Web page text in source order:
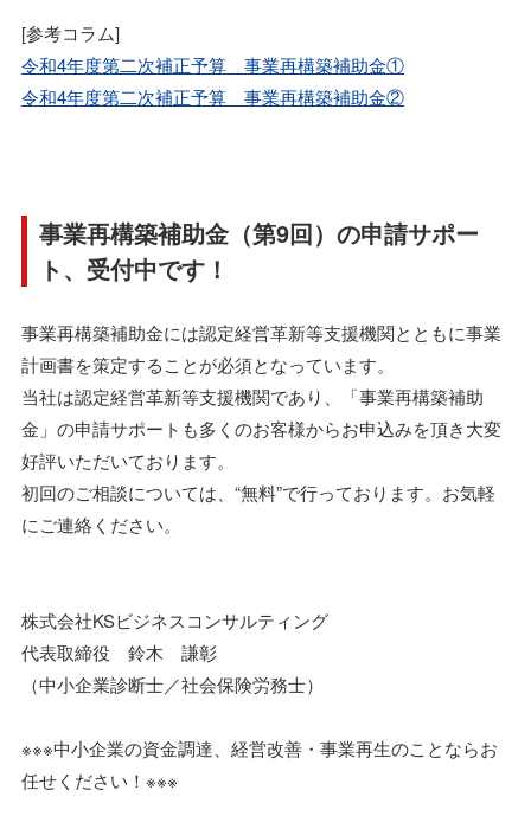
[参考コラム]
令和4年度第二次補正予算 事業再構築補助金①
令和4年度第二次補正予算 事業再構築補助金②
事業再構築補助金（第9回）の申請サポー
ト、受付中です！
事業再構築補助金には認定経営革新等支援機関とともに事業
計画書を策定することが必須となっています。
当社は認定経営革新等支援機関であり、「事業再構築補助
金」の申請サポートも多くのお客様からお申込みを頂き大変
好評いただいております。
初回のご相談については、“無料”で行っております。お気軽
にご連絡ください。
株式会社KSビジネスコンサルティング
代表取締役 鈴木 謙彰
（中小企業診断士／社会保険労務士）
※※※中小企業の資金調達、経営改善・事業再生のことならお
任せください！※※※